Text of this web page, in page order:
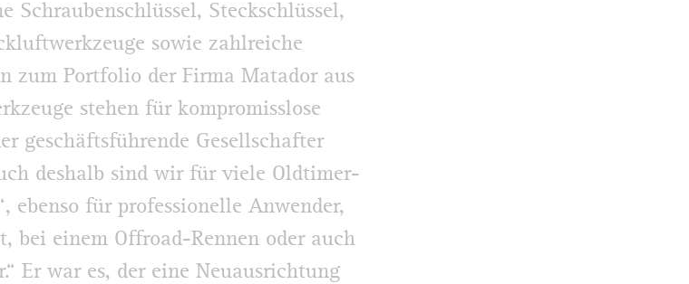
Schraubenschlüssel, Steckschlüssel,
sowie zahlreiche
zum Portfolio der Firma Matador aus
stehen für kompromisslose
geschäftsführende Gesellschafter
deshalb sind wir für viele Oldtimer-
ebenso für professionelle Anwender,
bei einem Offroad-Rennen oder auch
Er war es, der eine Neuausrichtung